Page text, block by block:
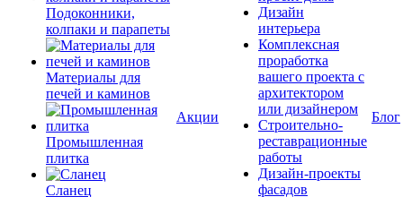
Подоконники,
колпаки и парапеты
Материалы для
печей и каминов
Промышленная
плитка
Сланец
Акции
Дизайн
интерьера
Комплексная
проработка
вашего проекта с
архитектором
или дизайнером
Строительно-
реставрационные
работы
Дизайн-проекты
фасадов
Блог